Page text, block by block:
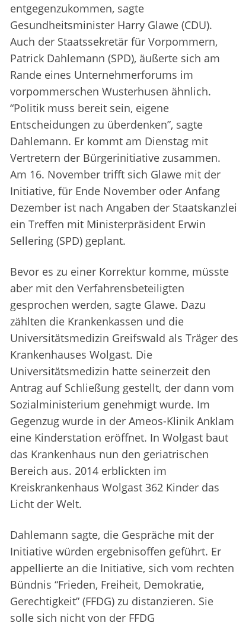
entgegenzukommen, sagte
Gesundheitsminister Harry Glawe (CDU).
Auch der Staatssekretär für Vorpommern,
Patrick Dahlemann (SPD), äußerte sich am
Rande eines Unternehmerforums im
vorpommerschen Wusterhusen ähnlich.
“Politik muss bereit sein, eigene
Entscheidungen zu überdenken”, sagte
Dahlemann. Er kommt am Dienstag mit
Vertretern der Bürgerinitiative zusammen.
Am 16. November trifft sich Glawe mit der
Initiative, für Ende November oder Anfang
Dezember ist nach Angaben der Staatskanzlei
ein Treffen mit Ministerpräsident Erwin
Sellering (SPD) geplant.
Bevor es zu einer Korrektur komme, müsste
aber mit den Verfahrensbeteiligten
gesprochen werden, sagte Glawe. Dazu
zählten die Krankenkassen und die
Universitätsmedizin Greifswald als Träger des
Krankenhauses Wolgast. Die
Universitätsmedizin hatte seinerzeit den
Antrag auf Schließung gestellt, der dann vom
Sozialministerium genehmigt wurde. Im
Gegenzug wurde in der Ameos-Klinik Anklam
eine Kinderstation eröffnet. In Wolgast baut
das Krankenhaus nun den geriatrischen
Bereich aus. 2014 erblickten im
Kreiskrankenhaus Wolgast 362 Kinder das
Licht der Welt.
Dahlemann sagte, die Gespräche mit der
Initiative würden ergebnisoffen geführt. Er
appellierte an die Initiative, sich vom rechten
Bündnis “Frieden, Freiheit, Demokratie,
Gerechtigkeit” (FFDG) zu distanzieren. Sie
solle sich nicht von der FFDG